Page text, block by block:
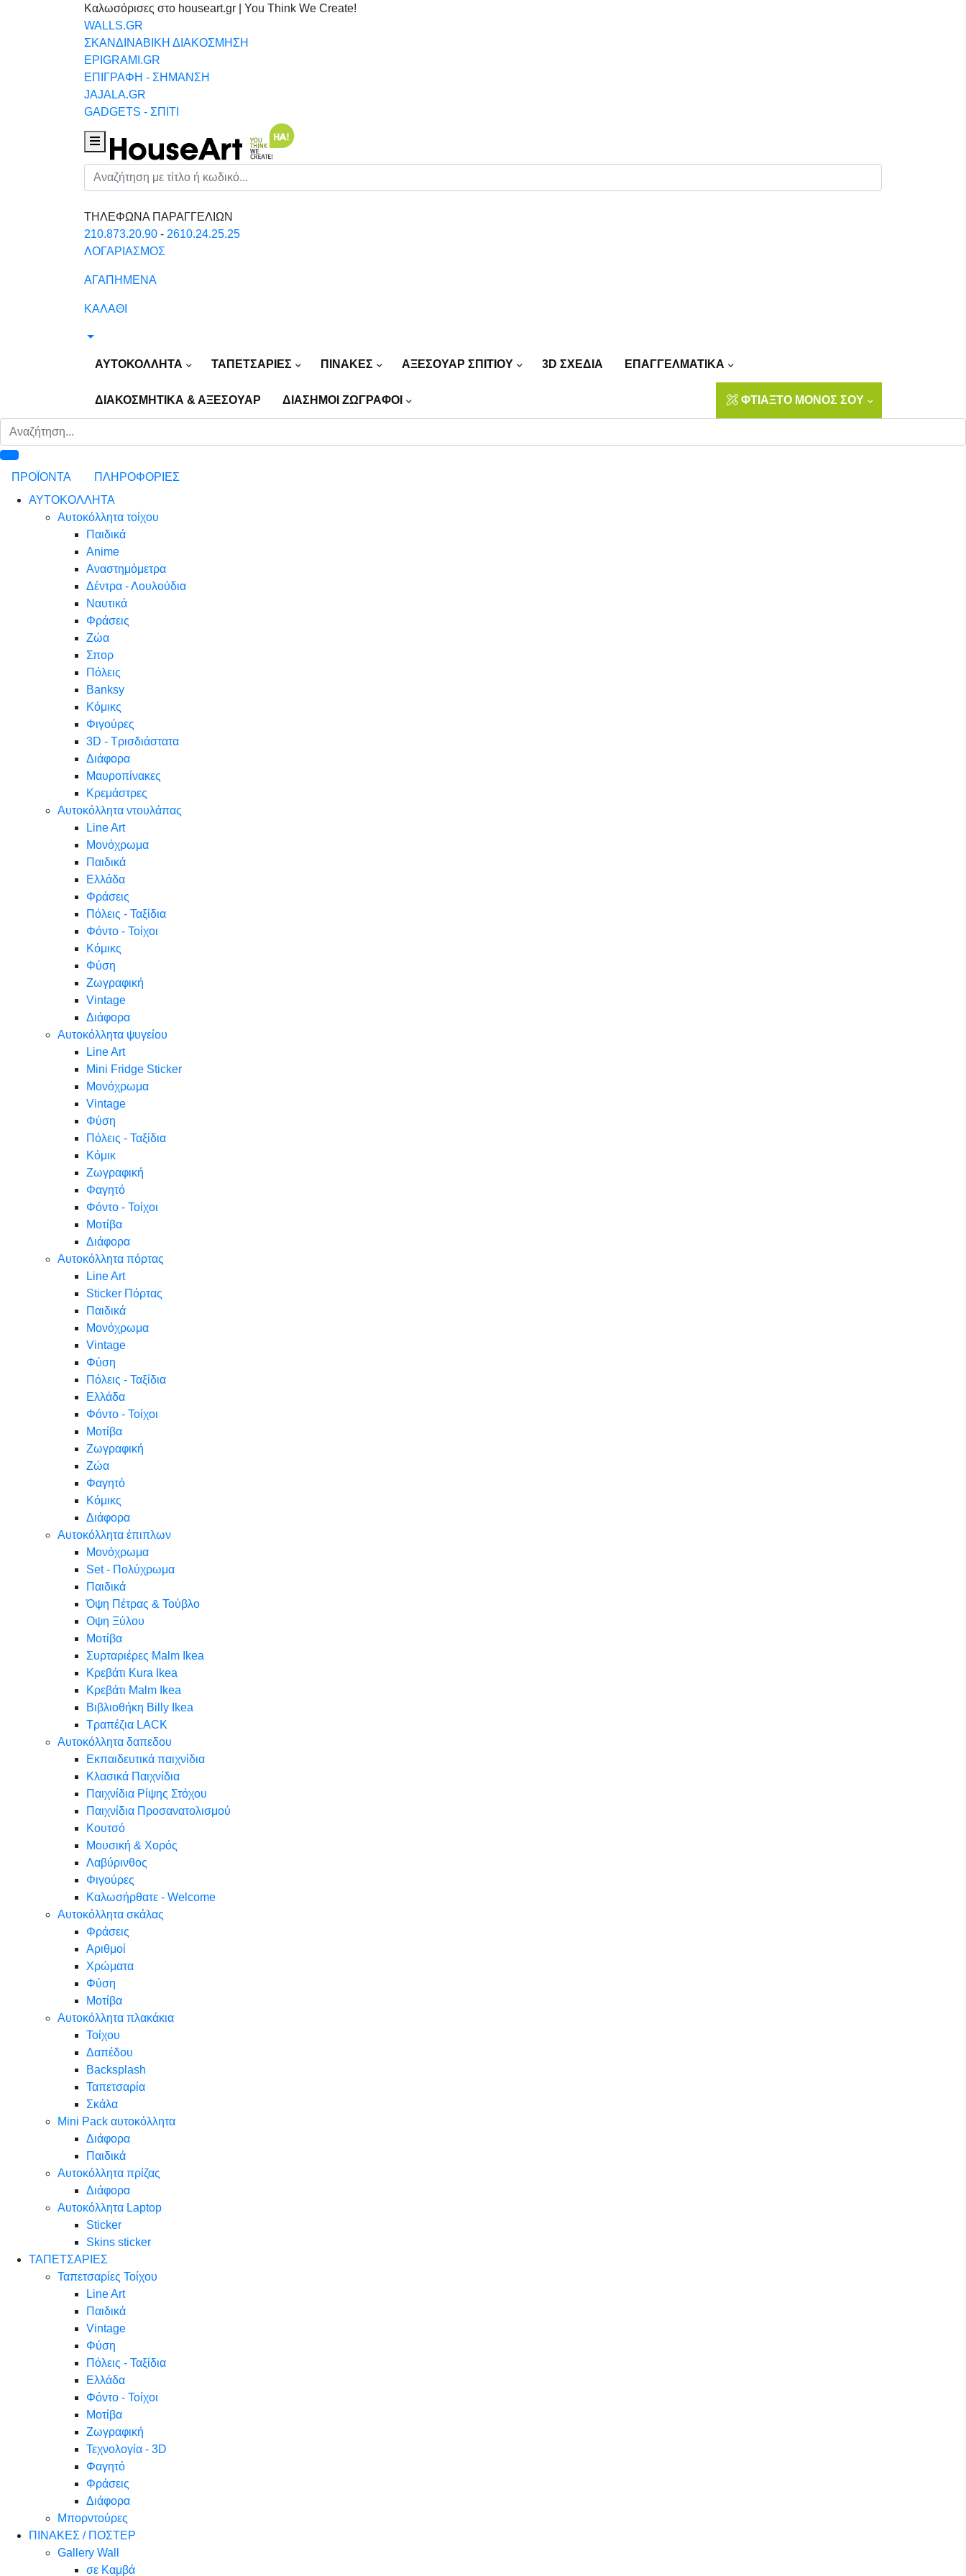
Καλωσόρισες στο houseart.gr | You Think We Create!
WALLS.GR
ΣΚΑΝΔΙΝΑΒΙΚΗ ΔΙΑΚΟΣΜΗΣΗ
EPIGRAMI.GR
ΕΠΙΓΡΑΦΗ - ΣΗΜΑΝΣΗ
JAJALA.GR
GADGETS - ΣΠΙΤΙ
Houseart Menu
Αναζήτηση
ΤΗΛΕΦΩΝΑ ΠΑΡΑΓΓΕΛΙΩΝ
210.873.20.90 - 2610.24.25.25
ΛΟΓΑΡΙΑΣΜΟΣ
ΑΓΑΠΗΜΕΝΑ
ΚΑΛΑΘΙ
ΑΥΤΟΚΟΛΛΗΤΑ ΤΑΠΕΤΣΑΡΙΕΣ ΠΙΝΑΚΕΣ ΑΞΕΣΟΥΑΡ ΣΠΙΤΙΟΥ 3D ΣΧΕΔΙΑ ΕΠΑΓΓΕΛΜΑΤΙΚΑ
ΔΙΑΚΟΣΜΗΤΙΚΑ & ΑΞΕΣΟΥΑΡ ΔΙΑΣΗΜΟΙ ΖΩΓΡΑΦΟΙ ΦΤΙΑΞΤΟ ΜΟΝΟΣ ΣΟΥ
ΠΡΟΪΟΝΤΑ
ΠΛΗΡΟΦΟΡΙΕΣ
ΑΥΤΟΚΟΛΛΗΤΑ
Αυτοκόλλητα τοίχου
Παιδικά
Anime
Αναστημόμετρα
Δέντρα - Λουλούδια
Ναυτικά
Φράσεις
Ζώα
Σπορ
Πόλεις
Banksy
Κόμικς
Φιγούρες
3D - Τρισδιάστατα
Διάφορα
Μαυροπίνακες
Κρεμάστρες
Αυτοκόλλητα ντουλάπας
Line Art
Μονόχρωμα
Παιδικά
Ελλάδα
Φράσεις
Πόλεις - Ταξίδια
Φόντο - Τοίχοι
Κόμικς
Φύση
Ζωγραφική
Vintage
Διάφορα
Αυτοκόλλητα ψυγείου
Line Art
Mini Fridge Sticker
Μονόχρωμα
Vintage
Φύση
Πόλεις - Ταξίδια
Κόμικ
Ζωγραφική
Φαγητό
Φόντο - Τοίχοι
Μοτίβα
Διάφορα
Αυτοκόλλητα πόρτας
Line Art
Sticker Πόρτας
Παιδικά
Μονόχρωμα
Vintage
Φύση
Πόλεις - Ταξίδια
Ελλάδα
Φόντο - Τοίχοι
Μοτίβα
Ζωγραφική
Ζώα
Φαγητό
Κόμικς
Διάφορα
Αυτοκόλλητα έπιπλων
Μονόχρωμα
Set - Πολύχρωμα
Παιδικά
Όψη Πέτρας & Τούβλο
Oψη Ξύλου
Μοτίβα
Συρταριέρες Malm Ikea
Κρεβάτι Kura Ikea
Κρεβάτι Malm Ikea
Βιβλιοθήκη Billy Ikea
Τραπέζια LACK
Αυτοκόλλητα δαπεδου
Εκπαιδευτικά παιχνίδια
Κλασικά Παιχνίδια
Παιχνίδια Ρίψης Στόχου
Παιχνίδια Προσανατολισμού
Κουτσό
Μουσική & Χορός
Λαβύρινθος
Φιγούρες
Καλωσήρθατε - Welcome
Αυτοκόλλητα σκάλας
Φράσεις
Αριθμοί
Χρώματα
Φύση
Μοτίβα
Αυτοκόλλητα πλακάκια
Τοίχου
Δαπέδου
Backsplash
Ταπετσαρία
Σκάλα
Mini Pack αυτοκόλλητα
Διάφορα
Παιδικά
Αυτοκόλλητα πρίζας
Διάφορα
Αυτοκόλλητα Laptop
Sticker
Skins sticker
ΤΑΠΕΤΣΑΡΙΕΣ
Ταπετσαρίες Τοίχου
Line Art
Παιδικά
Vintage
Φύση
Πόλεις - Ταξίδια
Ελλάδα
Φόντο - Τοίχοι
Μοτίβα
Ζωγραφική
Τεχνολογία - 3D
Φαγητό
Φράσεις
Διάφορα
Μπορντούρες
ΠΙΝΑΚΕΣ / ΠΟΣΤΕΡ
Gallery Wall
σε Καμβά